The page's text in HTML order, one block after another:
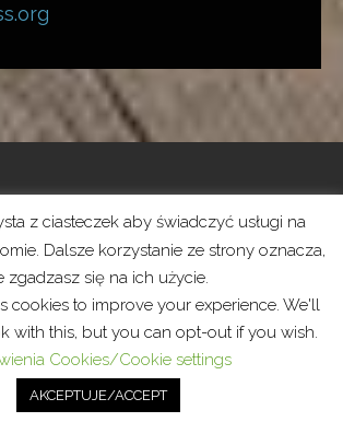
Polityka prywatności
© 2026 Stowarzyszenie Żeglarskie —
motyw WordPress od
GoDaddy
z ciasteczek aby świadczyć usługi na
Dalsze korzystanie ze strony oznacza,
zgadzasz się na ich użycie.
cookies to improve your experience. We'll
with this, but you can opt-out if you wish.
Cookies/Cookie settings
AKCEPTUJE/ACCEPT